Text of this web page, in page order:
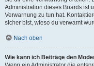
Administration dieses Boards ist
Verwarnung zu tun hat.
sicher bist, wieso du verwarnt
Nach oben
Wie kann ich Beiträge den